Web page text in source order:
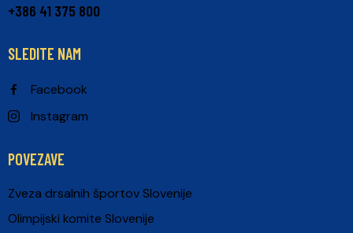
+386 41 375 800
SLEDITE NAM
Facebook
Instagram
POVEZAVE
Zveza drsalnih športov Slovenije
Olimpijski komite Slovenije